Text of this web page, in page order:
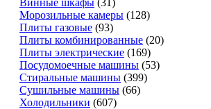
Винные шкафы (31)
Морозильные камеры (128)
Плиты газовые (93)
Плиты комбинированные (20)
Плиты электрические (169)
Посудомоечные машины (53)
Стиральные машины (399)
Сушильные машины (66)
Холодильники (607)